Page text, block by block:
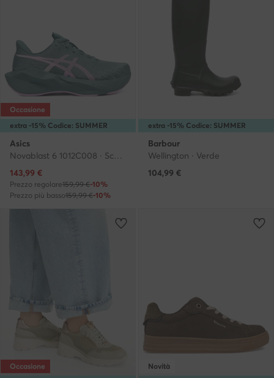
extra -15% Codice: SUMMER
Occasione
Asics
Prezzo attuale
143,99 €
Prezzo regolare159,99 €-10%
Prezzo più basso159,99 €-10%
extra -15% Codice: SUMMER
Barbour
Wellington · Verde
104,99 €
Occasione Novità